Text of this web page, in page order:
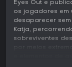
Eyes Out e
os jogadores em
desaparecer
Katja,
sobreviventes
por meios
resolução de